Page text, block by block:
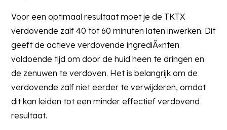
Voor een optimaal resultaat moet je de TKTX
verdovende zalf 40 tot 60 minuten laten inwerken. Dit
geeft de actieve verdovende ingrediÃ«nten
voldoende tijd om door de huid heen te dringen en
de zenuwen te verdoven. Het is belangrijk om de
verdovende zalf niet eerder te verwijderen, omdat
dit kan leiden tot een minder effectief verdovend
resultaat.